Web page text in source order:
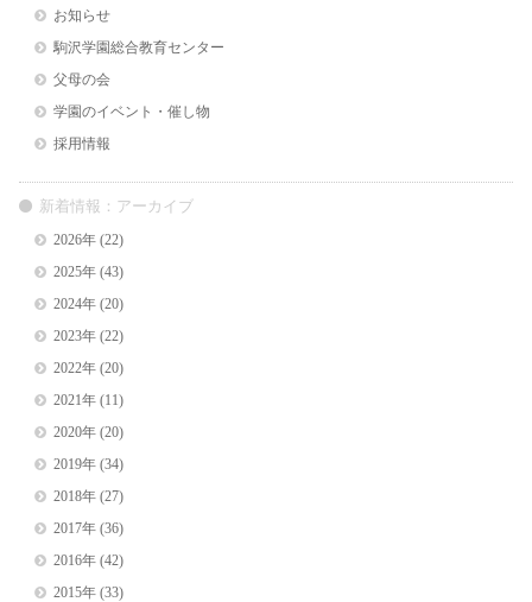
お知らせ
駒沢学園総合教育センター
父母の会
学園のイベント・催し物
採用情報
新着情報：アーカイブ
2026年(22)
2025年(43)
2024年(20)
2023年(22)
2022年(20)
2021年(11)
2020年(20)
2019年(34)
2018年(27)
2017年(36)
2016年(42)
2015年(33)